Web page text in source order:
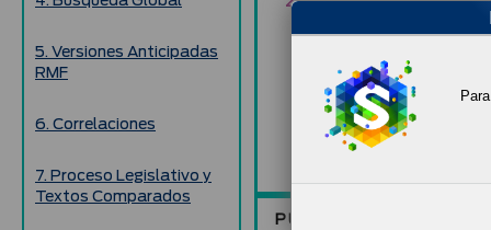
Oficio 500-
21590
Nombre y la
Federal de
Refiere la
PUBLIC
5. Versiones Anticipadas
RMF
6. Correlaciones
7. Proceso Legislativo y
Textos Comparados